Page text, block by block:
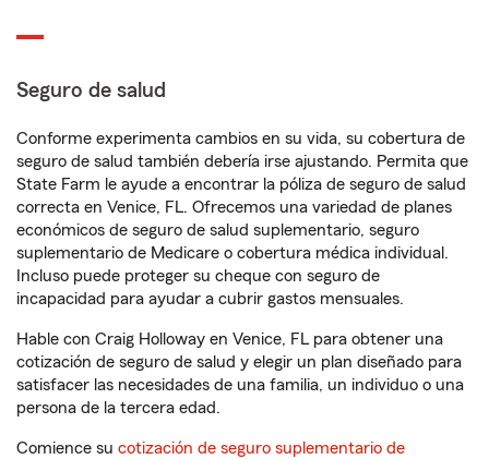
Seguro de salud
Conforme experimenta cambios en su vida, su cobertura de
seguro de salud también debería irse ajustando. Permita que
State Farm le ayude a encontrar la póliza de seguro de salud
correcta en Venice, FL. Ofrecemos una variedad de planes
económicos de seguro de salud suplementario, seguro
suplementario de Medicare o cobertura médica individual.
Incluso puede proteger su cheque con seguro de
incapacidad para ayudar a cubrir gastos mensuales.
Hable con Craig Holloway en Venice, FL para obtener una
cotización de seguro de salud y elegir un plan diseñado para
satisfacer las necesidades de una familia, un individuo o una
persona de la tercera edad.
Comience su cotización de seguro suplementario de